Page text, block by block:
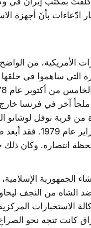
وسط انتشار ادّعاءات بأنّ
الأمريكية، من
التي ساهموا في
آخر في فرنسا
من قرية نوفل لوشاتو
طهران في الأول من
انتصاره. وكان ذلك
الجمهورية
ضد الشاه من النجف
كانت تتجه نحو